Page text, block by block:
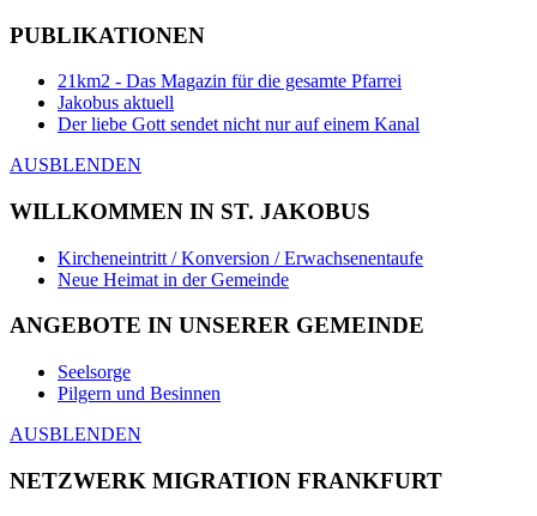
PUBLIKATIONEN
21km2 - Das Magazin für die gesamte Pfarrei
Jakobus aktuell
Der liebe Gott sendet nicht nur auf einem Kanal
AUSBLENDEN
WILLKOMMEN IN ST. JAKOBUS
Kircheneintritt / Konversion / Erwachsenentaufe
Neue Heimat in der Gemeinde
ANGEBOTE IN UNSERER GEMEINDE
Seelsorge
Pilgern und Besinnen
AUSBLENDEN
NETZWERK MIGRATION FRANKFURT